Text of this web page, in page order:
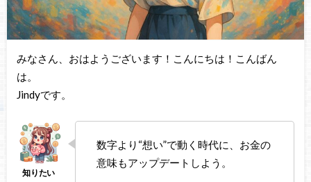
みなさん、おはようございます！こんにちは！こんばん
は。
Jindyです。
数字より“想い”で動く時代に、お金の
意味もアップデートしよう。